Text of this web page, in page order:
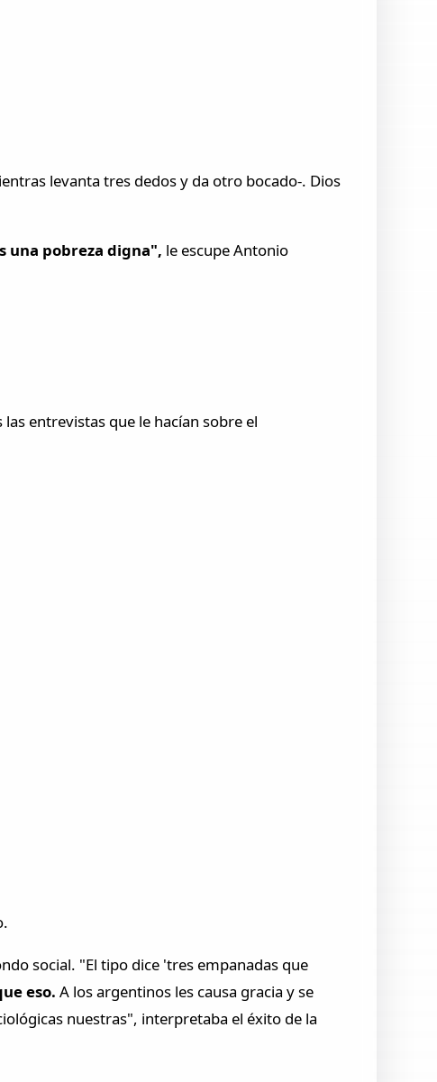
levanta tres dedos y da otro bocado-. Dios
una pobreza digna", le escupe Antonio
entrevistas que le hacían sobre el
social. "El tipo dice 'tres empanadas que
eso.A los argentinos les causa gracia y se
nuestras", interpretaba el éxito de la